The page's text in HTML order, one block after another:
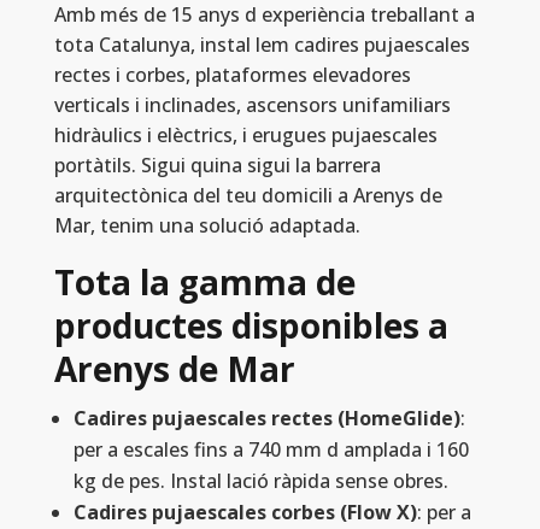
Amb més de 15 anys d experiència treballant a
tota Catalunya, instal lem cadires pujaescales
rectes i corbes, plataformes elevadores
verticals i inclinades, ascensors unifamiliars
hidràulics i elèctrics, i erugues pujaescales
portàtils. Sigui quina sigui la barrera
arquitectònica del teu domicili a Arenys de
Mar, tenim una solució adaptada.
Tota la gamma de
productes disponibles a
Arenys de Mar
Cadires pujaescales rectes (HomeGlide):
per a escales fins a 740 mm d amplada i 160
kg de pes. Instal lació ràpida sense obres.
Cadires pujaescales corbes (Flow X): per a